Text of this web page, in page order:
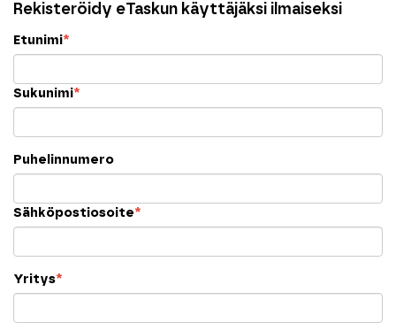
Rekisteröidy eTaskun käyttäjäksi ilmaiseksi
Etunimi*
Sukunimi*
Puhelinnumero
Sähköpostiosoite*
Yritys*